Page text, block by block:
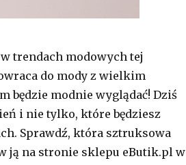
trendach modowych tej
do mody z wielkim
będzie modnie wyglądać! Dziś
i nie tylko, które będziesz
Sprawdź, która sztruksowa
ją na stronie sklepu eButik.pl w